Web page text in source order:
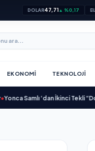
DOLAR47,71▲ %0,17
EKONOMI TEKNOLOJI
‘dan İkinci Tekli